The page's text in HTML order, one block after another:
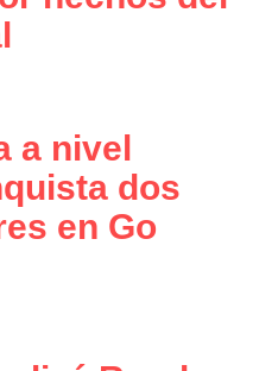
a nivel
dos
en Go